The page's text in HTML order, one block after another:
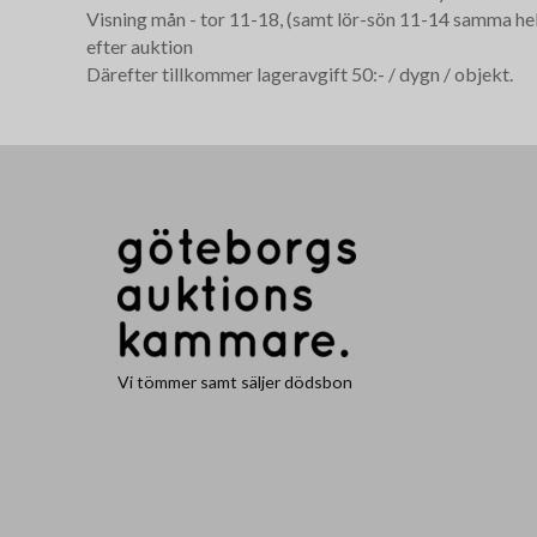
Visning mån - tor 11-18, (samt lör-sön 11-14 samma
efter auktion
Därefter tillkommer lageravgift 50:- / dygn / objekt.
Vi tömmer samt säljer dödsbon